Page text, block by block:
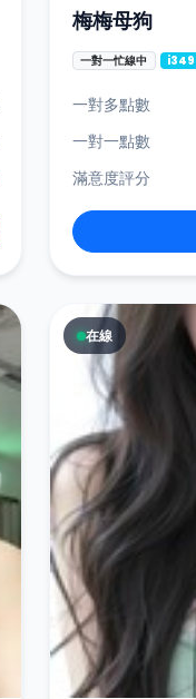
梅梅母狗
一對一忙線中 i349
一對多點數
一對一點數
滿意度評分
在線